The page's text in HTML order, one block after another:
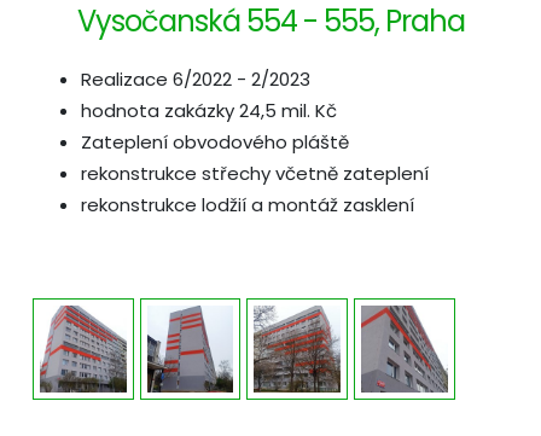
Vysočanská 554 - 555, Praha
Realizace 6/2022 - 2/2023
hodnota zakázky 24,5 mil. Kč
Zateplení obvodového pláště
rekonstrukce střechy včetně zateplení
rekonstrukce lodžií a montáž zasklení